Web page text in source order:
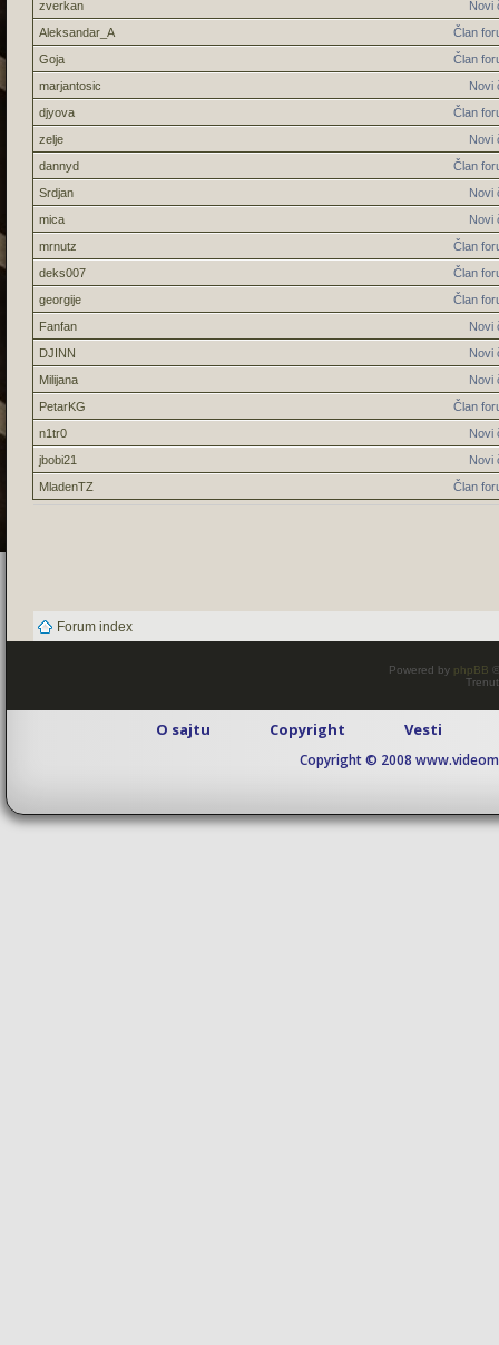
Novi
zverkan
Član
Aleksandar_A
Član
Goja
Novi
marjantosic
Član
djyova
Novi
zelje
Član
dannyd
Novi
Srdjan
Novi
mica
Član
mrnutz
Član
deks007
Član
georgije
Novi
Fanfan
Novi
DJINN
Novi
Milijana
Član
PetarKG
Novi
n1tr0
Novi
jbobi21
Član
MladenTZ
Forum index
Powered by phpBB
O sajtu Copyright Vesti
Copyright © 2008